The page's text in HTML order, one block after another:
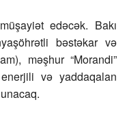
edəcək. Bakı
bəstəkar və
məşhur “Morandi”
enerjili və yaddaqalan